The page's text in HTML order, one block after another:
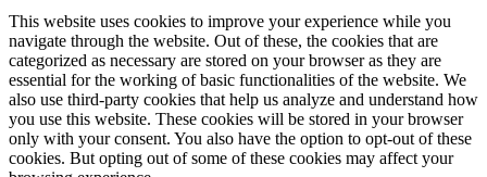
This website uses cookies to improve your experience while you
navigate through the website. Out of these, the cookies that are
categorized as necessary are stored on your browser as they are
essential for the working of basic functionalities of the website. We
also use third-party cookies that help us analyze and understand how
you use this website. These cookies will be stored in your browser
only with your consent. You also have the option to opt-out of these
cookies. But opting out of some of these cookies may affect your